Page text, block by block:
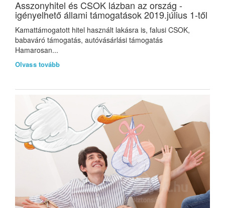
Asszonyhitel és CSOK lázban az ország -
igényelhető állami támogatások 2019.július 1-től
Kamattámogatott hitel használt lakásra is, falusi CSOK,
babaváró támogatás, autóvásárlási támogatás
Hamarosan...
Olvass tovább